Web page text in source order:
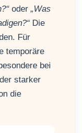
oder „Was
Die
Für
temporäre
bei
starker
die